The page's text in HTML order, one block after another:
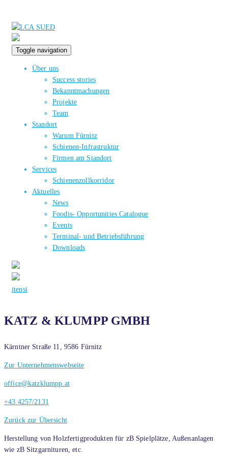
Toggle navigation
Über uns
Success stories
Bekanntmachungen
Projekte
Team
Standort
Warum Fürnitz
Schienen-Infrastruktur
Firmen am Standort
Services
Schienenzollkorridor
Aktuelles
News
Foodis- Opportunities Catalogue
Events
Terminal- und Betriebsführung
Downloads
itensi
KATZ & KLUMPP GMBH
Kärntner Straße 11, 9586 Fürnitz
Zur Unternehmenswebseite
office@katzklumpp.at
+43 4257/2131
Zurück zur Übersicht
Herstellung von Holzfertigprodukten für zB Spielplätze, Außenanlagen
wie zB Sitzgarnituren, etc.